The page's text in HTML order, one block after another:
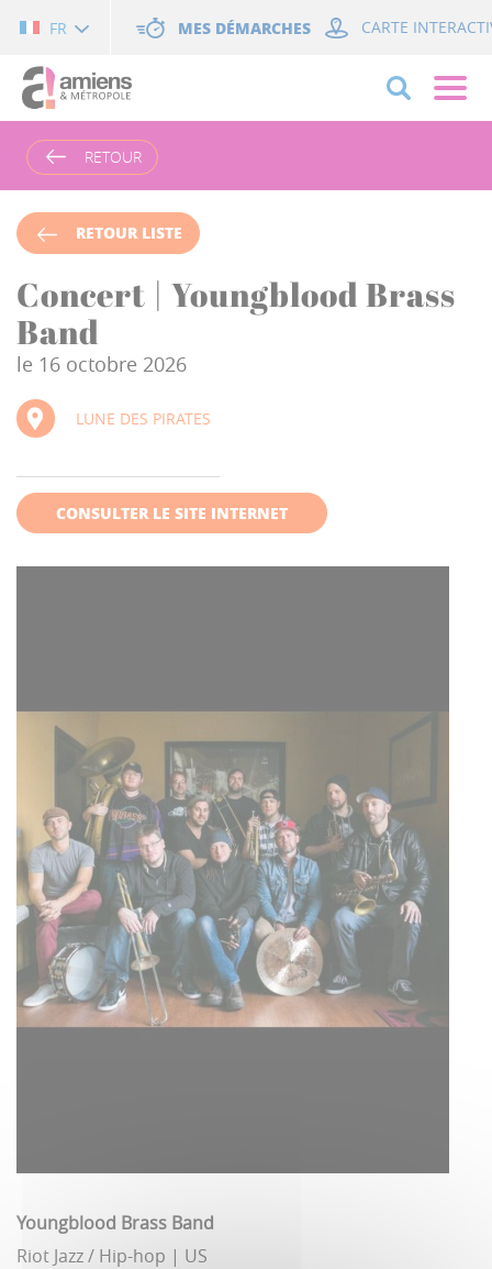
FR MES DÉMARCHES CARTE
RETOUR
RETOUR LISTE
Concert | Youngblood Brass
Band
le 16 octobre 2026
LUNE DES PIRATES
CONSULTER LE SITE INTERNET
Youngblood Brass Band
Riot Jazz / Hip-hop | US